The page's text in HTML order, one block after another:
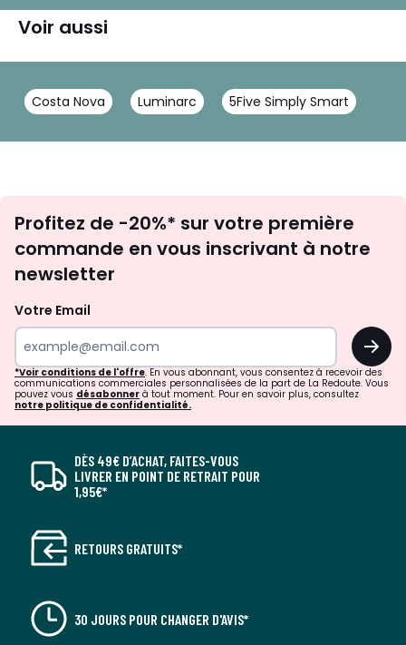
Voir aussi
Costa Nova Luminarc 5Five Simply Smart
newsletter
Profitez de -20%* sur votre première
commande en vous inscrivant à notre
newsletter
Votre Email
OK
*Voir conditions de l'offre. En vous abonnant, vous consentez à recevoir des
communications commerciales personnalisées de la part de La Redoute. Vous
pouvez vous désabonner à tout moment. Pour en savoir plus, consultez
notre politique de confidentialité.
DÈS 49€ D’ACHAT, FAITES-VOUS
LIVRER EN POINT DE RETRAIT POUR
1,95€*
RETOURS GRATUITS*
30 JOURS POUR CHANGER D'AVIS*